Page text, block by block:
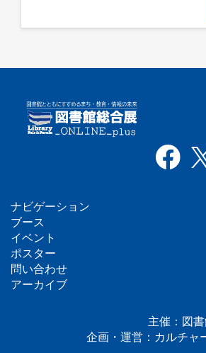
フ
ッ
タ
ナビゲーション
ブース
イベント
ポスター
問い合わせ
アーカイブ
主催：図
企画・運営：カルチャ